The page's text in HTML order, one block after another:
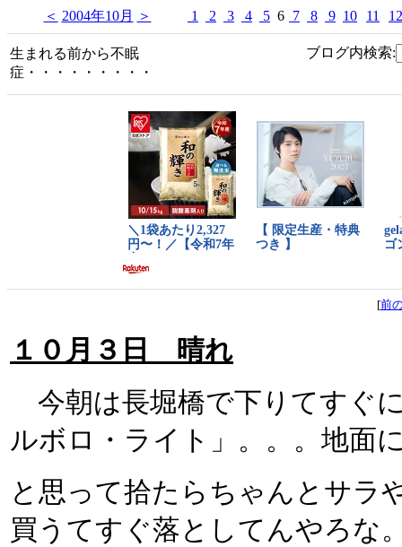
＜ 2004年10月 ＞ 1 2 3 4 5 6 7 8 9 10 11 12
生まれる前から不眠
症・・・・・・・・・
ブログ内検索:
[前
１０月３日 晴れ
今朝は長堀橋で下りてすぐ
ルボロ・ライト」。。。地面
と思って拾たらちゃんとサラ
買うてすぐ落としてんやろな